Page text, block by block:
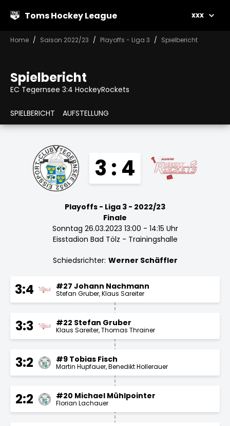
Toms Hockey League xxx
Home Saison 2022/23 Playoffs - Liga 3 Spielbericht
Spielbericht
EC Tegernsee 3:4 HockeyRockets
SPIELBERICHT AUFSTELLUNG
3 : 4
Playoffs - Liga 3 - 2022/23
Finale
Sonntag 26.03.2023 13:00 - 14:15 Uhr
Eisstadion Bad Tölz - Trainingshalle
Schiedsrichter: Werner Schäffler
3:4 #27 Johann Nachmann
Stefan Gruber Klaus Sareiter
3:3 #22 Stefan Gruber
Klaus Sareiter Thomas Thrainer
3:2 #9 Tobias Fisch
Martin Hupfauer Benedikt Hollerauer
2:2 #20 Michael Mühlpointer
Florian Lachauer